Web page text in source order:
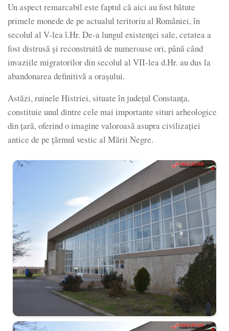
Un aspect remarcabil este faptul că aici au fost bătute
primele monede de pe actualul teritoriu al României, în
secolul al V-lea î.Hr. De-a lungul existenței sale, cetatea a
fost distrusă și reconstruită de numeroase ori, până când
invaziile migratorilor din secolul al VII-lea d.Hr. au dus la
abandonarea definitivă a orașului.
Astăzi, ruinele Histriei, situate în județul Constanța,
constituie unul dintre cele mai importante situri arheologice
din țară, oferind o imagine valoroasă asupra civilizației
antice de pe țărmul vestic al Mării Negre.